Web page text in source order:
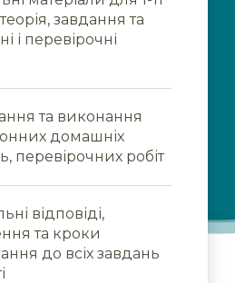
завдання та
і перевірочні
та виконання
домашніх
перевірочних робіт
відповіді,
та кроки
до всіх завдань